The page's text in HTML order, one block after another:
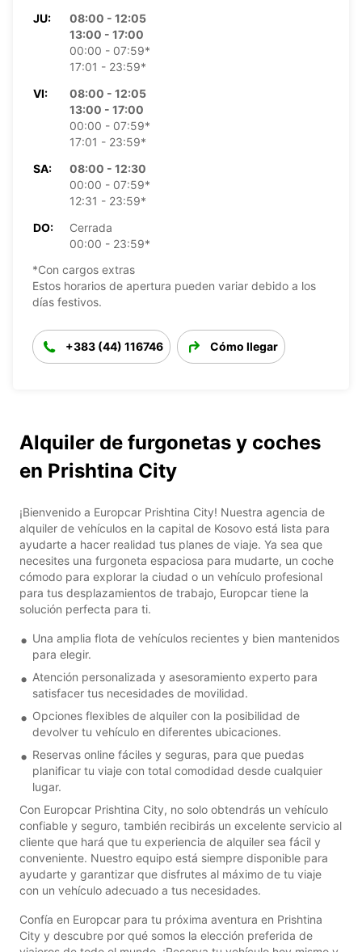
JU:
08:00 - 12:05
13:00 - 17:00
00:00 - 07:59*
17:01 - 23:59*
VI:
08:00 - 12:05
13:00 - 17:00
00:00 - 07:59*
17:01 - 23:59*
SA:
08:00 - 12:30
00:00 - 07:59*
12:31 - 23:59*
DO:
Cerrada
00:00 - 23:59*
*Con cargos extras
Estos horarios de apertura pueden variar debido a los
días festivos.
+383 (44) 116746 Cómo llegar
Alquiler de furgonetas y coches
en Prishtina City
¡Bienvenido a Europcar Prishtina City! Nuestra agencia de
alquiler de vehículos en la capital de Kosovo está lista para
ayudarte a hacer realidad tus planes de viaje. Ya sea que
necesites una furgoneta espaciosa para mudarte, un coche
cómodo para explorar la ciudad o un vehículo profesional
para tus desplazamientos de trabajo, Europcar tiene la
solución perfecta para ti.
Una amplia flota de vehículos recientes y bien mantenidos
para elegir.
Atención personalizada y asesoramiento experto para
satisfacer tus necesidades de movilidad.
Opciones flexibles de alquiler con la posibilidad de
devolver tu vehículo en diferentes ubicaciones.
Reservas online fáciles y seguras, para que puedas
planificar tu viaje con total comodidad desde cualquier
lugar.
Con Europcar Prishtina City, no solo obtendrás un vehículo
confiable y seguro, también recibirás un excelente servicio al
cliente que hará que tu experiencia de alquiler sea fácil y
conveniente. Nuestro equipo está siempre disponible para
ayudarte y garantizar que disfrutes al máximo de tu viaje
con un vehículo adecuado a tus necesidades.
Confía en Europcar para tu próxima aventura en Prishtina
City y descubre por qué somos la elección preferida de